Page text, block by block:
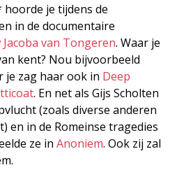
hoorde je tijdens de
in de documentaire
van Tongeren. Waar je
kent? Nou bijvoorbeeld
je zag haar ook in Deep
. En net als Gijs Scholten
(zoals diverse anderen
en in de Romeinse tragedies
ze in Anoniem. Ook zij zal